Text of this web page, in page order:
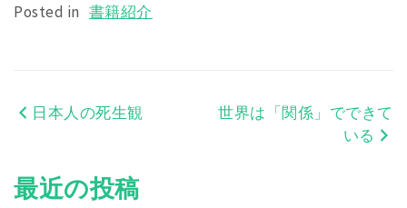
Posted in 書籍紹介
投
ナ
日本人の死生観
世界は「関係」でできて
いる
最近の投稿